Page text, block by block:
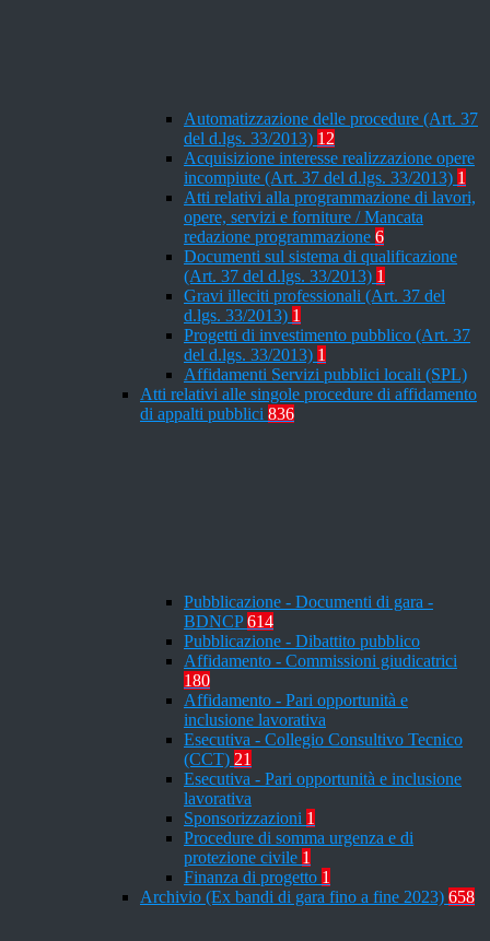
Automatizzazione delle procedure (Art. 37
del d.lgs. 33/2013) 12
Acquisizione interesse realizzazione opere
incompiute (Art. 37 del d.lgs. 33/2013) 1
Atti relativi alla programmazione di lavori,
opere, servizi e forniture / Mancata
redazione programmazione 6
Documenti sul sistema di qualificazione
(Art. 37 del d.lgs. 33/2013) 1
Gravi illeciti professionali (Art. 37 del
d.lgs. 33/2013) 1
Progetti di investimento pubblico (Art. 37
del d.lgs. 33/2013) 1
Affidamenti Servizi pubblici locali (SPL)
Atti relativi alle singole procedure di affidamento
di appalti pubblici 836
Pubblicazione - Documenti di gara -
BDNCP614
Pubblicazione - Dibattito pubblico
Affidamento - Commissioni giudicatrici
180
Affidamento - Pari opportunità e
inclusione lavorativa
Esecutiva - Collegio Consultivo Tecnico
(CCT) 21
Esecutiva - Pari opportunità e inclusione
lavorativa
Sponsorizzazioni 1
Procedure di somma urgenza e di
protezione civile 1
Finanza di progetto 1
Archivio (Ex bandi di gara fino a fine 2023) 658